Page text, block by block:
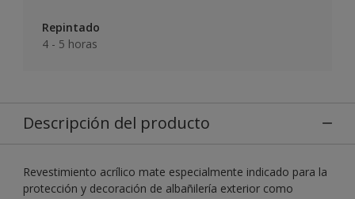
Repintado
4 - 5 horas
Descripción del producto
Revestimiento acrílico mate especialmente indicado para la
protección y decoración de albañilería exterior como